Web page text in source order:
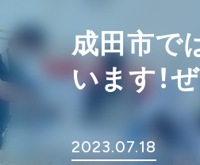
成田市で
います！
2023.07.18